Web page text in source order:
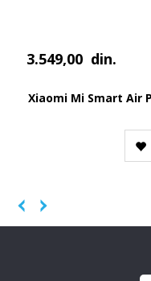
3.549,00 din.
Xiaomi Mi Smart Air